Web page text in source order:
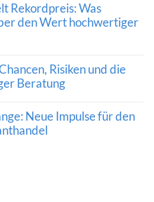
Rekordpreis: Was
den Wert hochwertiger
Risiken und die
Beratung
Neue Impulse für den